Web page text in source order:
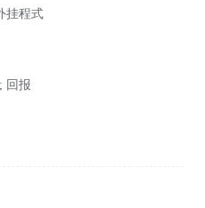
挂程式
回报